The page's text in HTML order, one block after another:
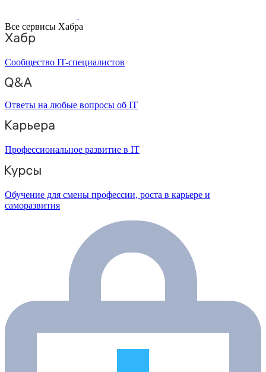
Все сервисы Хабра
Сообщество IT-специалистов
Ответы на любые вопросы об IT
Профессиональное развитие в IT
Обучение для смены профессии, роста в карьере и
саморазвития